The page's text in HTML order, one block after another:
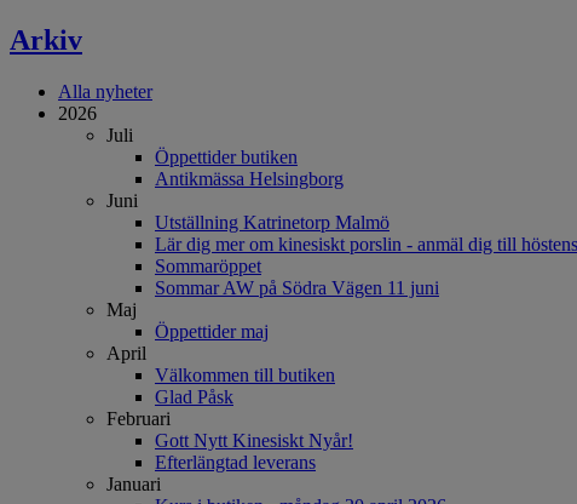
Arkiv
Alla nyheter
2026
Juli
Öppettider butiken
Antikmässa Helsingborg
Juni
Utställning Katrinetorp Malmö
Lär dig mer om kinesiskt porslin - anmäl dig till
Sommaröppet
Sommar AW på Södra Vägen 11 juni
Maj
Öppettider maj
April
Välkommen till butiken
Glad Påsk
Februari
Gott Nytt Kinesiskt Nyår!
Efterlängtad leverans
Januari